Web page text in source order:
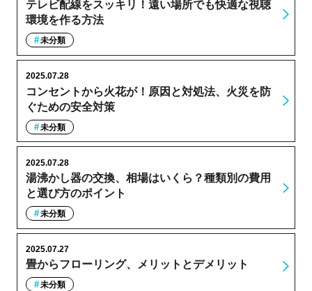
テレビ配線をスッキリ！遠い場所でも快適な視聴
環境を作る方法
未分類
コンセントから火花が！原因と対処法、火災を防
ぐための安全対策
2025.07.28
未分類
湯沸かし器の交換、相場はいくら？種類別の費用
と選び方のポイント
2025.07.28
未分類
畳からフローリング、メリットとデメリット
2025.07.27
未分類